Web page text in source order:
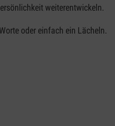
weiterentwickeln.
oder einfach ein Lächeln.